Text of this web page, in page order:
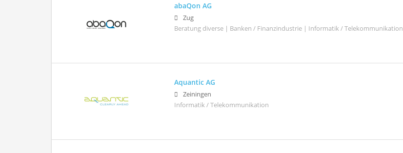
abaQon AG
Zug
Beratung diverse | Banken / Finanzindustrie | Informatik / Telekommunikation
Aquantic AG
Zeiningen
Informatik / Telekommunikation